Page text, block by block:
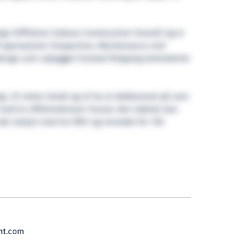
(Offshore Subsea Construction Vessel) og er
(Inspection, Maintenance and
som nybygget Farstad Shipping kontraherte
25 meter bredt og vil ha et dekksareal på over
to offshorekraner hvorav den største kan
utstyrt med tre ROV og innredet for 130